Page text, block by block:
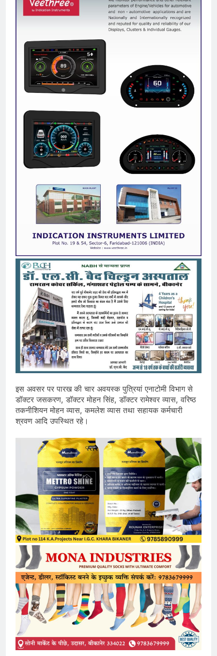
इस अवसर पर पारख की चार अवयस्क पुत्रियां एनाटोमी विभाग से
डॉक्टर जसकरण, डॉक्टर मोहन सिंह, डॉक्टर रामेश्वर व्यास, वरिष्ठ
तकनीशियन मोहन व्यास, कमलेश व्यास तथा सहायक कर्मचारी
श्रवण आदि उपस्थित रहे।